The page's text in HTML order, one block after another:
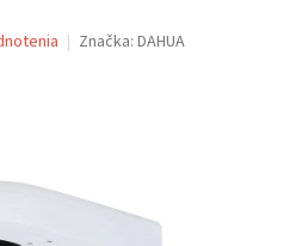
Značka: DAHUA